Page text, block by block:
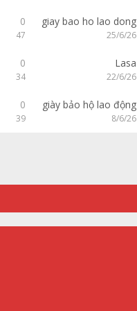
0
47
giay bao ho lao dong
25/6/26
0
34
Lasa
22/6/26
0
39
giày bảo hộ lao động
8/6/26